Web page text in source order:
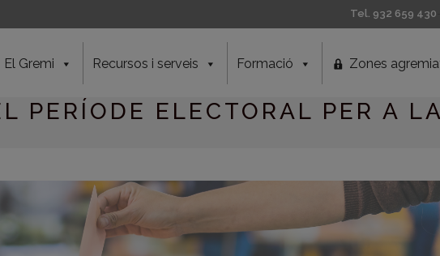
Tel. 932 659 430
El Gremi Recursos i serveis Formació Zones
PERÍODE ELECTORAL PER A